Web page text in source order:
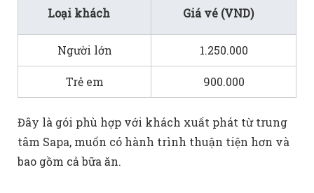
Loại khách Giá vé (VND)
Người lớn 1.250.000
Trẻ em 900.000
Đây là gói phù hợp với khách xuất phát từ trung
tâm Sapa, muốn có hành trình thuận tiện hơn và
bao gồm cả bữa ăn.